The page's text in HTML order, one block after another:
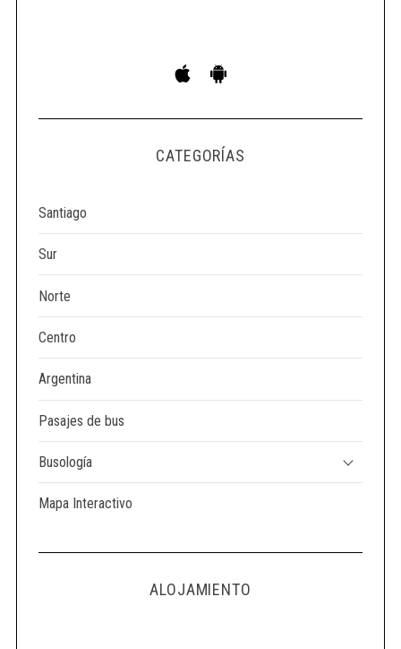
CATEGORÍAS
Santiago
Sur
Norte
Centro
Argentina
Pasajes de bus
Busología
Mapa Interactivo
ALOJAMIENTO